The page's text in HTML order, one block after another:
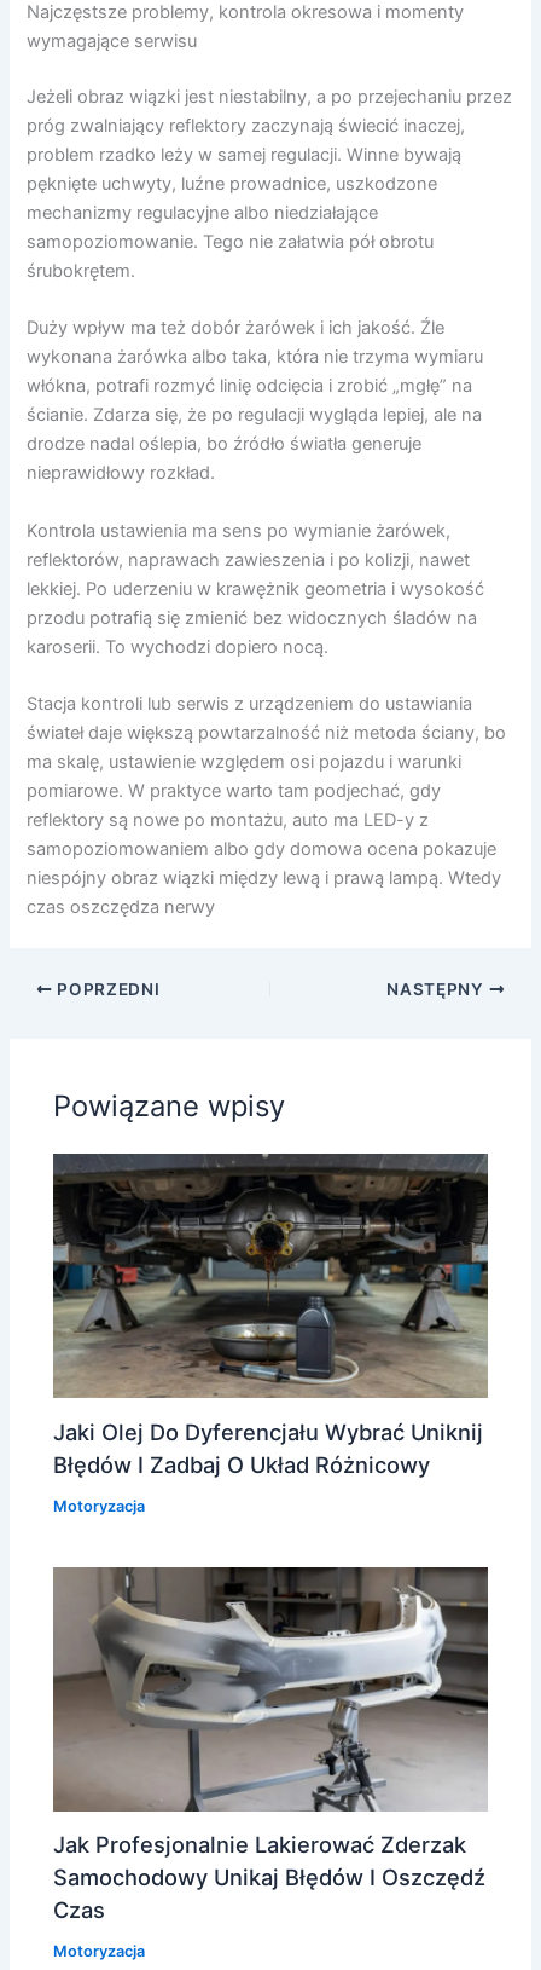
Najczęstsze problemy, kontrola okresowa i momenty
wymagające serwisu
Jeżeli obraz wiązki jest niestabilny, a po przejechaniu przez
próg zwalniający reflektory zaczynają świecić inaczej,
problem rzadko leży w samej regulacji. Winne bywają
pęknięte uchwyty, luźne prowadnice, uszkodzone
mechanizmy regulacyjne albo niedziałające
samopoziomowanie. Tego nie załatwia pół obrotu
śrubokrętem.
Duży wpływ ma też dobór żarówek i ich jakość. Źle
wykonana żarówka albo taka, która nie trzyma wymiaru
włókna, potrafi rozmyć linię odcięcia i zrobić „mgłę” na
ścianie. Zdarza się, że po regulacji wygląda lepiej, ale na
drodze nadal oślepia, bo źródło światła generuje
nieprawidłowy rozkład.
Kontrola ustawienia ma sens po wymianie żarówek,
reflektorów, naprawach zawieszenia i po kolizji, nawet
lekkiej. Po uderzeniu w krawężnik geometria i wysokość
przodu potrafią się zmienić bez widocznych śladów na
karoserii. To wychodzi dopiero nocą.
Stacja kontroli lub serwis z urządzeniem do ustawiania
świateł daje większą powtarzalność niż metoda ściany, bo
ma skalę, ustawienie względem osi pojazdu i warunki
pomiarowe. W praktyce warto tam podjechać, gdy
reflektory są nowe po montażu, auto ma LED-y z
samopoziomowaniem albo gdy domowa ocena pokazuje
niespójny obraz wiązki między lewą i prawą lampą. Wtedy
czas oszczędza nerwy
POPRZEDNI NASTĘPNY
Powiązane wpisy
Jaki Olej Do Dyferencjału Wybrać Uniknij
Błędów I Zadbaj O Układ Różnicowy
Motoryzacja
Jak Profesjonalnie Lakierować Zderzak
Samochodowy Unikaj Błędów I Oszczędź
Czas
Motoryzacja